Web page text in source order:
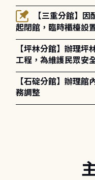
網路升級更新將暫停
起閉館，臨時櫃檯設
造成不便，敬請見諒
【坪林分館】辦理坪
工程，為維護民眾安
【石碇分館】辦理館
務調整